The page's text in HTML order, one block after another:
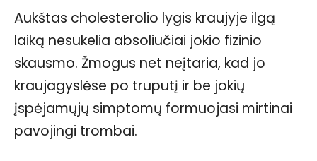
Aukštas cholesterolio lygis kraujyje ilgą
laiką nesukelia absoliučiai jokio fizinio
skausmo. Žmogus net neįtaria, kad jo
kraujagyslėse po truputį ir be jokių
įspėjamųjų simptomų formuojasi mirtinai
pavojingi trombai.